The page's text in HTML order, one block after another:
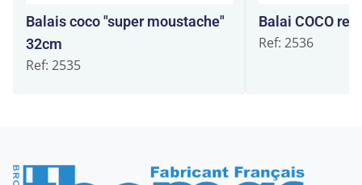
Balais coco "super moustache"
32cm
Ref: 2535
Balai COCO
Ref: 2536